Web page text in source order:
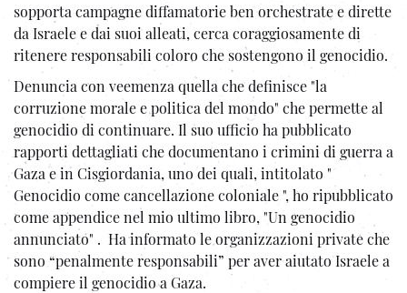
sopporta campagne diffamatorie ben orchestrate e dirette
da Israele e dai suoi alleati, cerca coraggiosamente di
ritenere responsabili coloro che sostengono il genocidio.
Denuncia con veemenza quella che definisce "la
corruzione morale e politica del mondo" che permette al
genocidio di continuare. Il suo ufficio ha pubblicato
rapporti dettagliati che documentano i crimini di guerra a
Gaza e in Cisgiordania, uno dei quali, intitolato "
Genocidio come cancellazione coloniale ", ho ripubblicato
come appendice nel mio ultimo libro, "Un genocidio
annunciato" . Ha informato le organizzazioni private che
sono “penalmente responsabili” per aver aiutato Israele a
compiere il genocidio a Gaza.